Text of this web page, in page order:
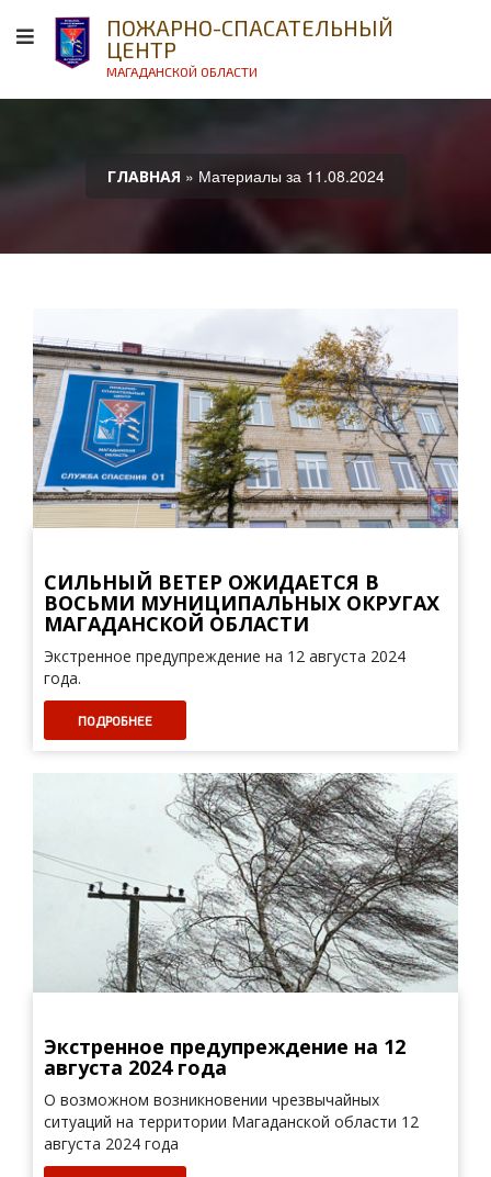
ПОЖАРНО-СПАСАТЕЛЬНЫЙ
ЦЕНТР
МАГАДАНСКОЙ ОБЛАСТИ
ГЛАВНАЯ » Материалы за 11.08.2024
СИЛЬНЫЙ ВЕТЕР ОЖИДАЕТСЯ В
ВОСЬМИ МУНИЦИПАЛЬНЫХ ОКРУГАХ
МАГАДАНСКОЙ ОБЛАСТИ
Экстренное предупреждение на 12 августа 2024
года.
ПОДРОБНЕЕ
Экстренное предупреждение на 12
августа 2024 года
О возможном возникновении чрезвычайных
ситуаций на территории Магаданской области 12
августа 2024 года